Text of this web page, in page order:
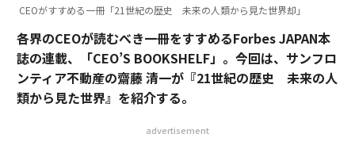
CEOがすすめる一冊「21世紀の歴史 未来の人類から見た世界却」
各界のCEOが読むべき一冊をすすめるForbes JAPAN本
誌の連載、「CEO’S BOOKSHELF」。今回は、サンフロ
ンティア不動産の齋藤 清一が『21世紀の歴史 未来の人
類から見た世界』を紹介する。
advertisement